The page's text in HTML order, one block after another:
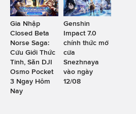
Gia Nhập
Closed Beta
Norse Saga:
Cửu Giới Thức
Tỉnh, Săn DJI
Osmo Pocket
3 Ngay Hôm
Nay
Genshin
Impact 7.0
chính thức mở
cửa
Snezhnaya
vào ngày
12/08